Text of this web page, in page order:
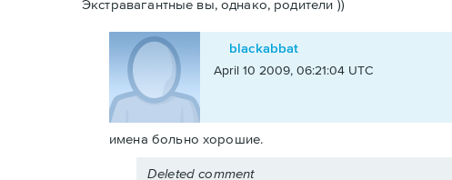
Экстравагантные вы, однако, родители ))
blackabbat
April 10 2009, 06:21:04 UTC
имена больно хорошие.
Deleted comment